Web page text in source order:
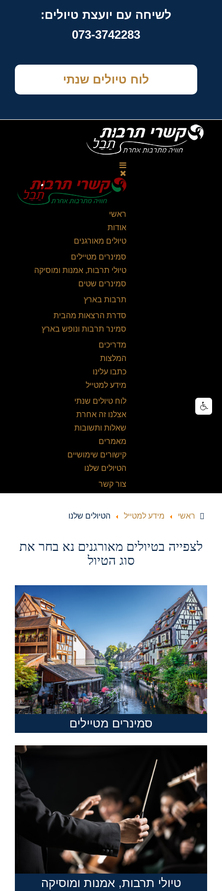
לשיחה עם יועצת טיולים:
073-3742283
לוח טיולים שנתי
ראשי
אודות
טיולים מאורגנים
סמינרים מטיילים
טיולי תרבות, אמנות ומוסיקה
סמינרים שטים
תרבות בארץ
סדרת הרצאות מהבית
סמינר תרבות ונופש בארץ
מדריכים
המלצות
כתבו עלינו
מידע למטייל
לוח טיולים שנתי
אצלנו זה אחרת
שאלות ותשובות
מאמרים
קישורים שימושיים
הטיולים שלנו
צור קשר
ראשי מידע למטייל הטיולים שלנו
לצפייה בטיולים מאורגנים נא בחר את
סוג הטיול
סמינרים מטיילים
טיולי תרבות, אמנות ומוסיקה